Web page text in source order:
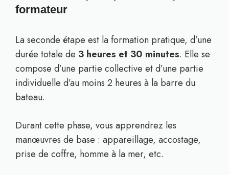
formateur
La seconde étape est la formation pratique, d’une
durée totale de 3 heures et 30 minutes. Elle se
compose d’une partie collective et d’une partie
individuelle d’au moins 2 heures à la barre du
bateau.
Durant cette phase, vous apprendrez les
manœuvres de base : appareillage, accostage,
prise de coffre, homme à la mer, etc.